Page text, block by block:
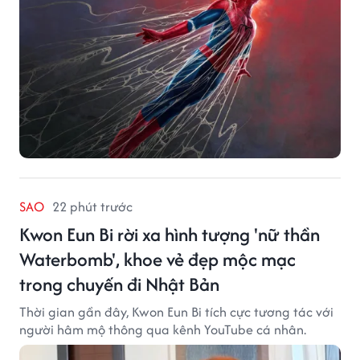
SAO 22 phút trước
Kwon Eun Bi rời xa hình tượng 'nữ thần
Waterbomb', khoe vẻ đẹp mộc mạc
trong chuyến đi Nhật Bản
Thời gian gần đây, Kwon Eun Bi tích cực tương tác với
người hâm mộ thông qua kênh YouTube cá nhân.